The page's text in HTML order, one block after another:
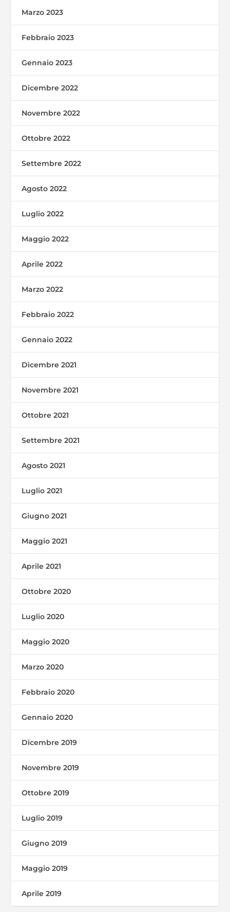
Marzo 2023
Febbraio 2023
Gennaio 2023
Dicembre 2022
Novembre 2022
Ottobre 2022
Settembre 2022
Agosto 2022
Luglio 2022
Maggio 2022
Aprile 2022
Marzo 2022
Febbraio 2022
Gennaio 2022
Dicembre 2021
Novembre 2021
Ottobre 2021
Settembre 2021
Agosto 2021
Luglio 2021
Giugno 2021
Maggio 2021
Aprile 2021
Ottobre 2020
Luglio 2020
Maggio 2020
Marzo 2020
Febbraio 2020
Gennaio 2020
Dicembre 2019
Novembre 2019
Ottobre 2019
Luglio 2019
Giugno 2019
Maggio 2019
Aprile 2019